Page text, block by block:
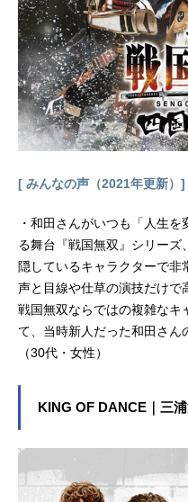
[ みんなの声（2021年更新）]
・和田さんがいつも「人生
る舞台『戦国無双』シリーズ
隠しているキャラクターで非
声と目線や仕草の演技だけで
戦国無双ならではの複雑なキ
て、当時新人だった和田さん
（30代・女性）
KING OF DANCE｜三